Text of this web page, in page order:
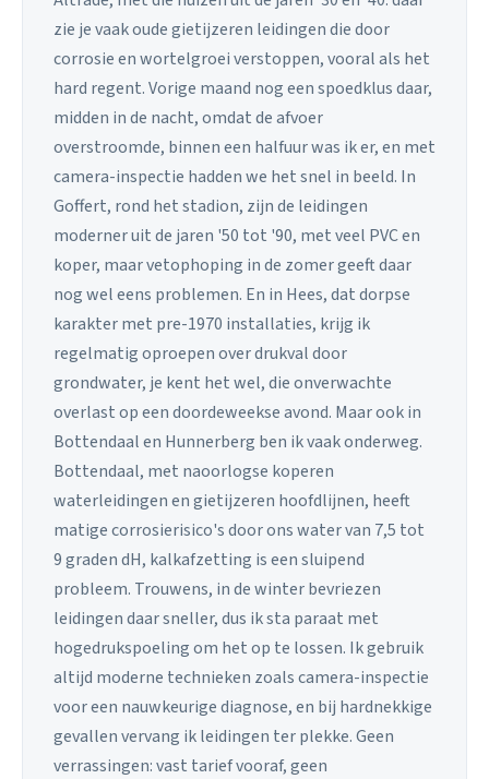
zie je vaak oude gietijzeren leidingen die door
corrosie en wortelgroei verstoppen, vooral als het
hard regent. Vorige maand nog een spoedklus daar,
midden in de nacht, omdat de afvoer
overstroomde, binnen een halfuur was ik er, en met
camera-inspectie hadden we het snel in beeld. In
Goffert, rond het stadion, zijn de leidingen
moderner uit de jaren '50 tot '90, met veel PVC en
koper, maar vetophoping in de zomer geeft daar
nog wel eens problemen. En in Hees, dat dorpse
karakter met pre-1970 installaties, krijg ik
regelmatig oproepen over drukval door
grondwater, je kent het wel, die onverwachte
overlast op een doordeweekse avond. Maar ook in
Bottendaal en Hunnerberg ben ik vaak onderweg.
Bottendaal, met naoorlogse koperen
waterleidingen en gietijzeren hoofdlijnen, heeft
matige corrosierisico's door ons water van 7,5 tot
9 graden dH, kalkafzetting is een sluipend
probleem. Trouwens, in de winter bevriezen
leidingen daar sneller, dus ik sta paraat met
hogedrukspoeling om het op te lossen. Ik gebruik
altijd moderne technieken zoals camera-inspectie
voor een nauwkeurige diagnose, en bij hardnekkige
gevallen vervang ik leidingen ter plekke. Geen
verrassingen: vast tarief vooraf, geen